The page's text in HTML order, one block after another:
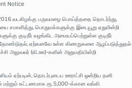
Notice
வடகிழக்கு பருவமழை பொய்த்ததை தொடர்ந்து,
சமாளித்து, பொதுமக்களுக்கு இடையூறு ஏதுமின்றி
குடிநீர் வழங்கிட அமையப்பெற்றுள்ள குடிநீர்
தோண்டுதல், ஏற்கனவே உள்ள கிணறுகளை ஆழப்படுத்துதல்
அலுவலர் (கி.ஊ)-களின் அனுமதியின்றி
ஏற்படின், தொடர்புடைய ஊராட்சி ஒன்றிய தனி
மற்றும் கட்டணமாக ரூ.5,000-க்கான வங்கி